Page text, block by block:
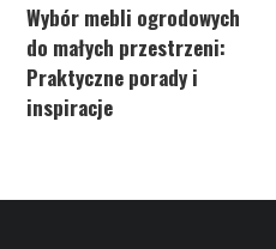
Wybór mebli ogrodowych
do małych przestrzeni:
Praktyczne porady i
inspiracje